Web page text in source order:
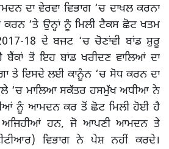
ਦਾ ਵੇਰਵਾ ਵਿਭਾਗ ‘ਚ ਦਾਖਲ ਕਰਨਾ
ਕਰਨ ‘ਤੇ ਉਨ੍ਹਾਂ ਨੂੰ ਮਿਲੀ ਟੈਕਸ ਛੋਟ ਖਤਮ
18 ਦੇ ਬਜਟ ‘ਚ ਚੋਣਾਂਵੀ ਬਾਂਡ ਸ਼ੁਰੂ
ਬੈਂਕਾਂ ਤੋਂ ਇਹ ਬਾਂਡ ਖਰੀਦਣ ਵਾਲਿਆਂ ਦਾ
ਤੇ ਇਸਦੇ ਲਈ ਕਾਨੂੰਨ ‘ਚ ਸੋਧ ਕਰਨ ਦਾ
‘ਚ ਮਾਲਿਆ ਸਕੱਤਰ ਹਸਮੁੱਖ ਅਧੀਆ ਨੇ
ਨੂੰ ਆਮਦਨ ਕਰ ਤੋਂ ਛੋਟ ਮਿਲੀ ਹੋਈ ਹੈ
ਹਨ, ਜੋ ਆਪਣੀ ਆਮਦਨ ਤੇ
ਵਿਭਾਗ ਨੇ ਪੇਸ਼ ਨਹੀਂ ਕਰਦੇ।